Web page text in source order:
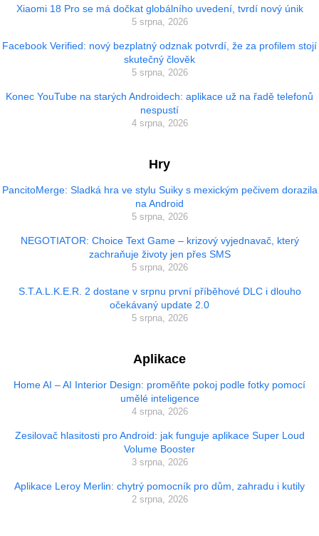
Xiaomi 18 Pro se má dočkat globálního uvedení, tvrdí nový únik
5 srpna, 2026
Facebook Verified: nový bezplatný odznak potvrdí, že za profilem stojí
skutečný člověk
5 srpna, 2026
Konec YouTube na starých Androidech: aplikace už na řadě telefonů
nespustí
4 srpna, 2026
Hry
PancitoMerge: Sladká hra ve stylu Suiky s mexickým pečivem dorazila
na Android
5 srpna, 2026
NEGOTIATOR: Choice Text Game – krizový vyjednavač, který
zachraňuje životy jen přes SMS
5 srpna, 2026
S.T.A.L.K.E.R. 2 dostane v srpnu první příběhové DLC i dlouho
očekávaný update 2.0
5 srpna, 2026
Aplikace
Home AI – AI Interior Design: proměňte pokoj podle fotky pomocí
umělé inteligence
4 srpna, 2026
Zesilovač hlasitosti pro Android: jak funguje aplikace Super Loud
Volume Booster
3 srpna, 2026
Aplikace Leroy Merlin: chytrý pomocník pro dům, zahradu i kutily
2 srpna, 2026